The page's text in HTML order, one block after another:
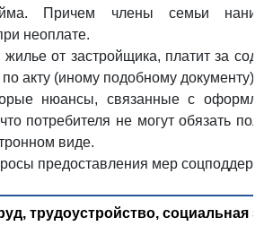
Причем члены семьи
неоплате.
от застройщика, платит за
акту (иному подобному документу).
нюансы, связанные с
потребителя не могут обязать
виде.
предоставления мер
трудоустройство, социальная